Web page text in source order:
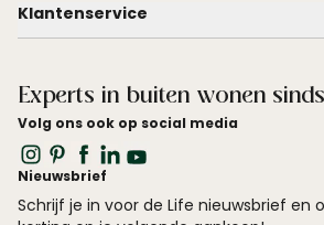
Klantenservice
Experts in buiten wonen
Volg ons ook op social media
Nieuwsbrief
Schrijf je in voor de Life nieuwsbrief en